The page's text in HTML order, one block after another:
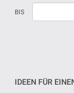
Datum
versehen
heute
dd/mm/yyyy
BIS
IDEEN FÜR